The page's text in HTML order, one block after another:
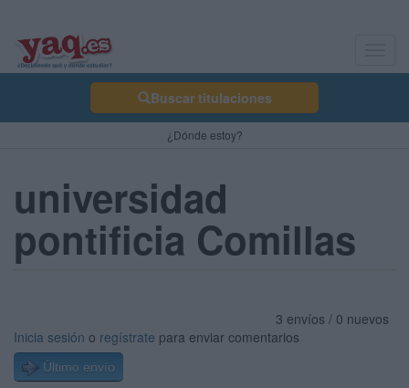
Buscar titulaciones
¿Dónde estoy?
universidad
pontificia Comillas
3 envíos / 0 nuevos
Inicia sesión o regístrate para enviar comentarios
Último envío